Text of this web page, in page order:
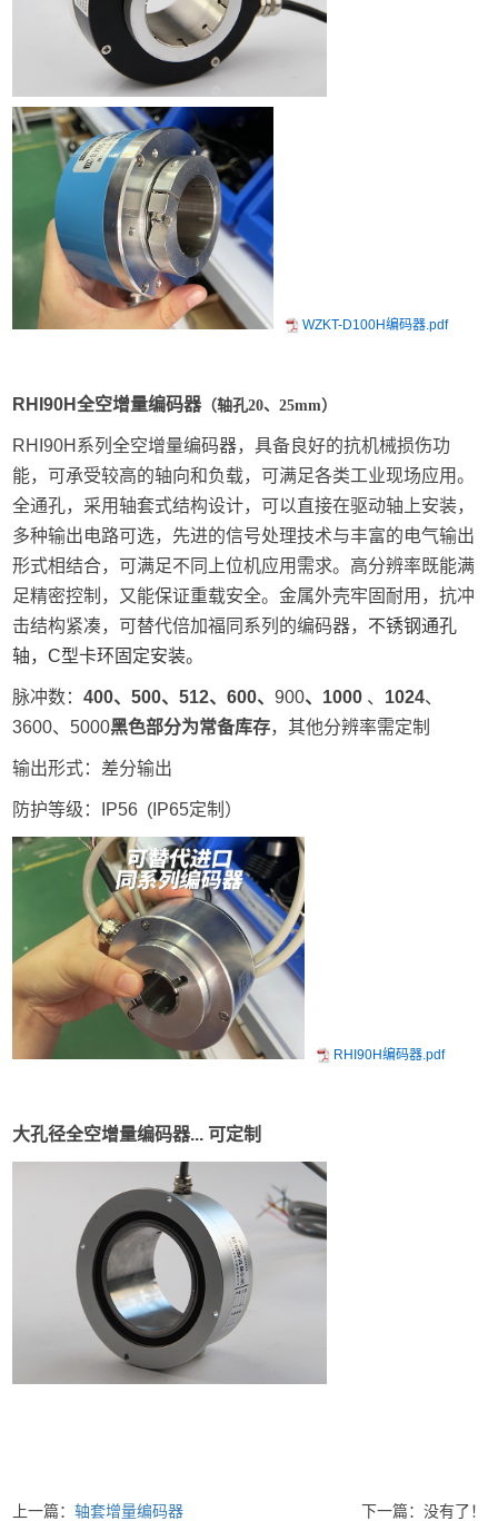
WZKT-D100H编码器.pdf
RHI90H全空增量编码器（轴孔20、25mm）
RHI90H系列全空增量编码器，具备良好的抗机械损伤功
能，可承受较高的轴向和负载，可满足各类工业现场应用。
全通孔，采用轴套式结构设计，可以直接在驱动轴上安装，
多种输出电路可选，先进的信号处理技术与丰富的电气输出
形式相结合，可满足不同上位机应用需求。高分辨率既能满
足精密控制，又能保证重载安全。金属外壳牢固耐用 ，抗冲
击结构紧凑，可替代倍加福同系列的编码器， 不锈钢通孔
轴，C型卡环固定安装。
脉冲数：400、500、512、600、900、 1000 、 1024、
3600、5000黑色部分为常备库存，其他分辨率需定制
输出形式：差分输出
防护等级：IP56 (IP65定制）
RHI90H编码器.pdf
大孔径全空增量编码器... 可定制
上一篇：轴套增量编码器 下一篇：没有了！